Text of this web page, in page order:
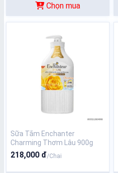
Chọn mua
Sữa Tắm Enchanter
Charming Thơm Lâu 900g
218,000 đ/Chai